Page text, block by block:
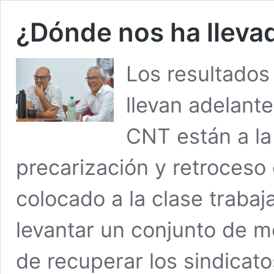
¿Dónde nos ha
Los
llevan
CNT están a
precarización y
colocado a la clase
levantar un conjunto de
de recuperar los